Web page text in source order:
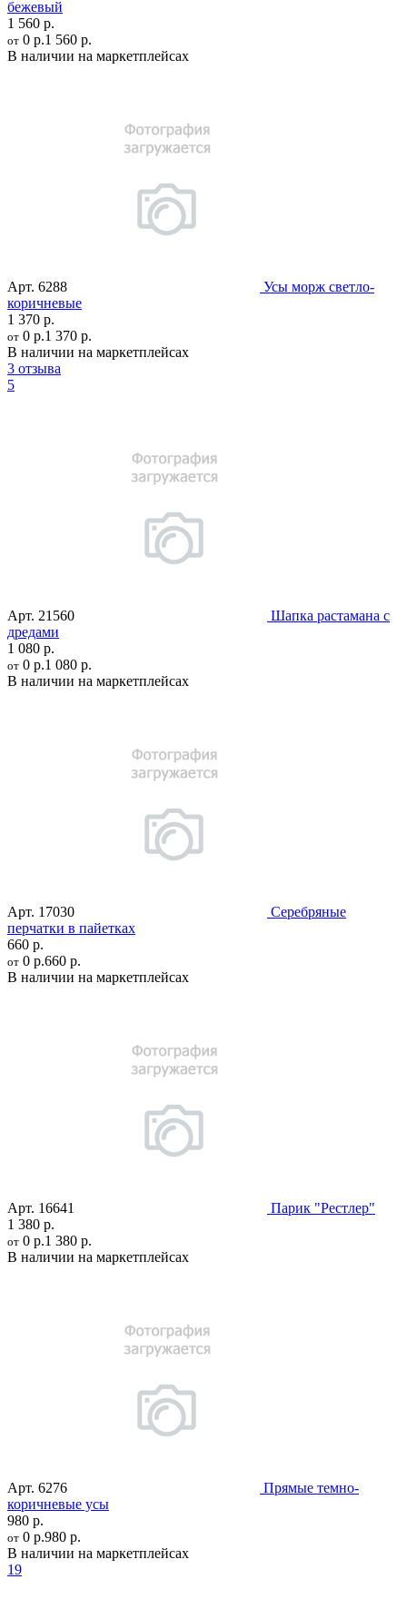
бежевый
1 560 р.
от 0 р.1 560 р.
В наличии на маркетплейсах
Арт. 6288
Усы морж светло-
коричневые
1 370 р.
от 0 р.1 370 р.
В наличии на маркетплейсах
3 отзыва
5
Арт. 21560
Шапка растамана с
дредами
1 080 р.
от 0 р.1 080 р.
В наличии на маркетплейсах
Арт. 17030
Серебряные
перчатки в пайетках
660 р.
от 0 р.660 р.
В наличии на маркетплейсах
Арт. 16641
Парик "Рестлер"
1 380 р.
от 0 р.1 380 р.
В наличии на маркетплейсах
Арт. 6276
Прямые темно-
коричневые усы
980 р.
от 0 р.980 р.
В наличии на маркетплейсах
19